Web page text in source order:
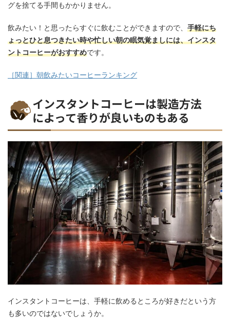
グを捨てる手間もかかりません。
飲みたい！と思ったらすぐに飲むことができますので、 手軽にち
ょっとひと息つきたい時や忙しい朝の眠気覚ましには、インスタ
ントコーヒーがおすすめです。
［関連］朝飲みたいコーヒーランキング
インスタントコーヒーは製造方法
によって香りが良いものもある
インスタントコーヒーは、手軽に飲めるところが好きだという方
も多いのではないでしょうか。